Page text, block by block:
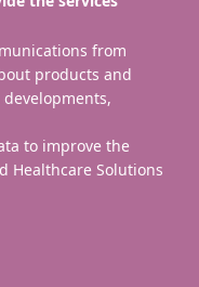
from
products and
to improve the
Healthcare Solutions